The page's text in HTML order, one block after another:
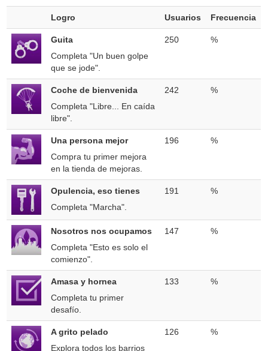
Logro Usuarios Frecuencia
Guita
Completa "Un buen golpe
que se jode".
250 %
Coche de bienvenida
Completa "Libre... En caída
libre".
242 %
Una persona mejor
Compra tu primer mejora
en la tienda de mejoras.
196 %
Opulencia, eso tienes
Completa "Marcha".
191 %
Nosotros nos ocupamos
Completa "Esto es solo el
comienzo".
147 %
Amasa y hornea
Completa tu primer
desafío.
133 %
A grito pelado
Explora todos los barrios
126 %